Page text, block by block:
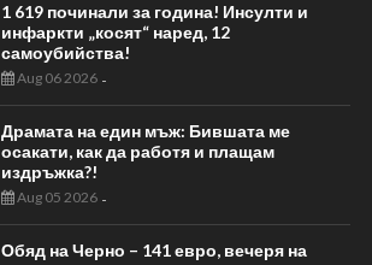
1 619 починали за година! Инсулти и
инфаркти „косят“ наред, 12
самоубийства!
Aug 06 2026 -
Драмата на един мъж: Бившата ме
осакати, как да работя и плащам
издръжка?!
Aug 05 2026 -
Обяд на Черно – 141 евро, вечеря на